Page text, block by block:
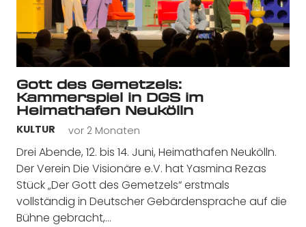
Gott des Gemetzels:
Kammerspiel in DGS im
Heimathafen Neukölln
KULTUR vor 2 Monaten
Drei Abende, 12. bis 14. Juni, Heimathafen Neukölln.
Der Verein Die Visionäre e.V. hat Yasmina Rezas
Stück „Der Gott des Gemetzels“ erstmals
vollständig in Deutscher Gebärdensprache auf die
Bühne gebracht,…